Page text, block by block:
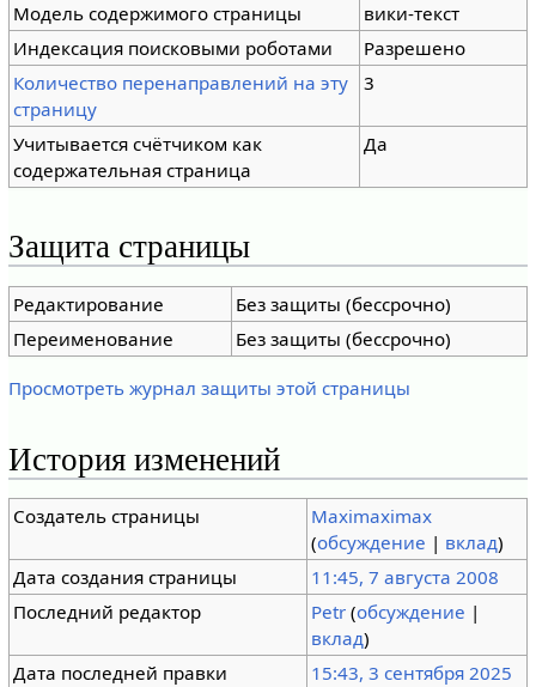
Модель содержимого страницы
вики-текст
Индексация поисковыми роботами
Разрешено
Количество перенаправлений на эту
страницу
3
Учитывается счётчиком как
содержательная страница
Да
Защита страницы
Редактирование
Без защиты (бессрочно)
Переименование
Без защиты (бессрочно)
Просмотреть журнал защиты этой страницы
История изменений
Создатель страницы
Maximaximax
(обсуждение | вклад)
Дата создания страницы
11:45, 7 августа 2008
Последний редактор
Petr (обсуждение |
вклад)
Дата последней правки
15:43, 3 сентября 2025